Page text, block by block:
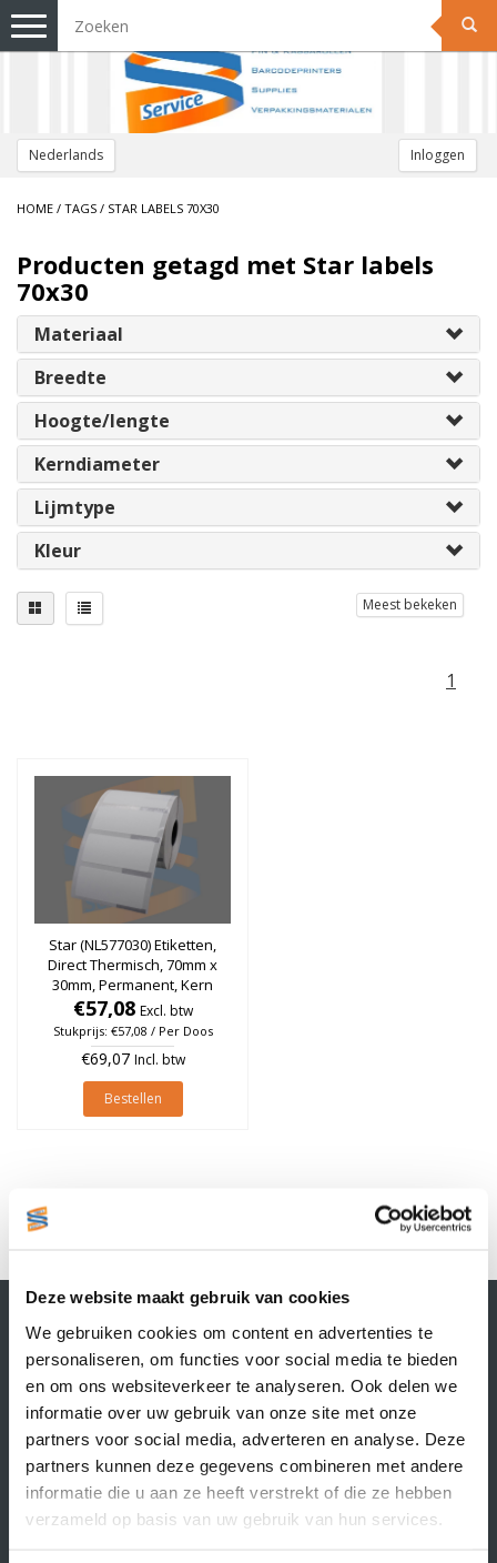
Deze website maakt gebruik van cookies
We gebruiken cookies om content en advertenties te
personaliseren, om functies voor social media te bieden
en om ons websiteverkeer te analyseren. Ook delen we
informatie over uw gebruik van onze site met onze
partners voor social media, adverteren en analyse. Deze
partners kunnen deze gegevens combineren met andere
informatie die u aan ze heeft verstrekt of die ze hebben
verzameld op basis van uw gebruik van hun services.
Nederlands Inloggen
Toggle
navigation
HOME / TAGS / STAR LABELS 70X30
Producten getagd met Star labels
70x30
Materiaal
Breedte
Hoogte/lengte
Kerndiameter
Lijmtype
Kleur
Meest bekeken
1
Star (NL577030) Etiketten,
Direct Thermisch, 70mm x
30mm, Permanent, Kern
25mm, rol à 1.000 stuks (Per
doos)
€57,08 Excl. btw
Stukprijs: €57,08 / Per Doos
€69,07 Incl. btw
Bestellen
1
Contactgegevens
Supply Service B.V.
Nijverheidsstraat 25-K
3861 RJ Nijkerk
info@supplyservice.nl
+31 33 468 13 42
KvK nummer: 66384737